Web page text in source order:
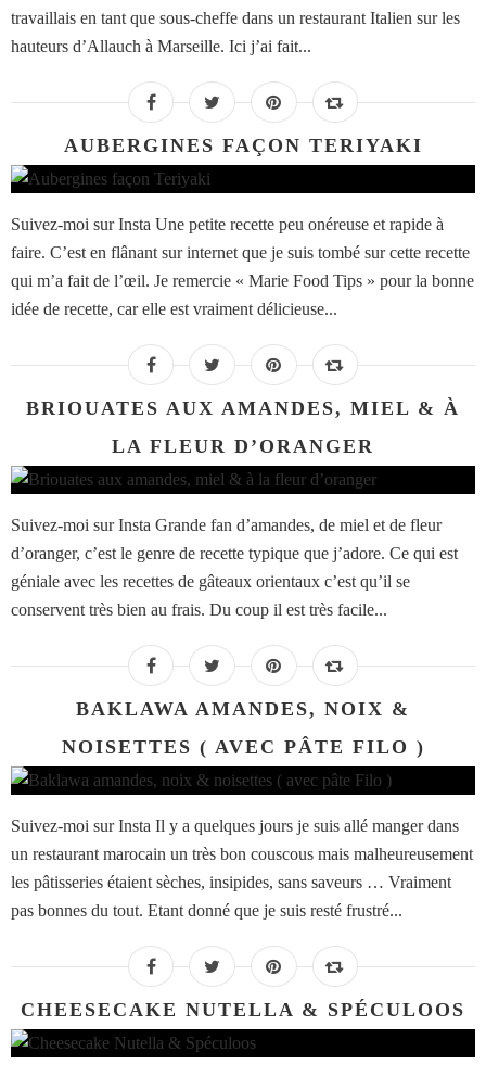
travaillais en tant que sous-cheffe dans un restaurant Italien sur les
hauteurs d’Allauch à Marseille. Ici j’ai fait...
AUBERGINES FAÇON TERIYAKI
Suivez-moi sur Insta Une petite recette peu onéreuse et rapide à
faire. C’est en flânant sur internet que je suis tombé sur cette recette
qui m’a fait de l’œil. Je remercie « Marie Food Tips » pour la bonne
idée de recette, car elle est vraiment délicieuse...
BRIOUATES AUX AMANDES, MIEL & À
LA FLEUR D’ORANGER
Suivez-moi sur Insta Grande fan d’amandes, de miel et de fleur
d’oranger, c’est le genre de recette typique que j’adore. Ce qui est
géniale avec les recettes de gâteaux orientaux c’est qu’il se
conservent très bien au frais. Du coup il est très facile...
BAKLAWA AMANDES, NOIX &
NOISETTES ( AVEC PÂTE FILO )
Suivez-moi sur Insta Il y a quelques jours je suis allé manger dans
un restaurant marocain un très bon couscous mais malheureusement
les pâtisseries étaient sèches, insipides, sans saveurs … Vraiment
pas bonnes du tout. Etant donné que je suis resté frustré...
CHEESECAKE NUTELLA & SPÉCULOOS